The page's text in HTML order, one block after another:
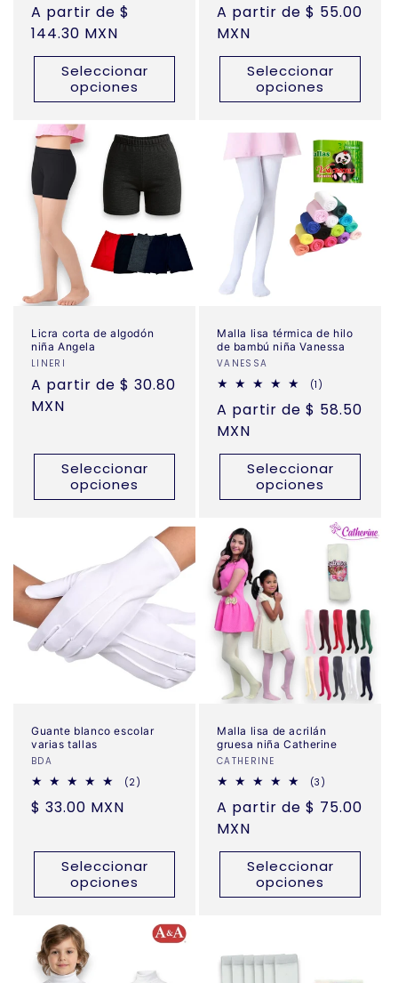
Precio
habitual
A partir de $
144.30 MXN
Seleccionar
opciones
totales
Precio
habitual
A partir de $ 55.00
MXN
Seleccionar
opciones
Licra corta de algodón
niña Angela
Proveedor:
LINERI
Precio
habitual
A partir de $ 30.80
MXN
Seleccionar
opciones
Malla lisa térmica de hilo
de bambú niña Vanessa
Proveedor:
VANESSA
(1)
totales
Precio
habitual
A partir de $ 58.50
MXN
Seleccionar
opciones
Guante blanco escolar
varias tallas
Proveedor:
BDA
(2)
Precio
$ 33.00 MXN
Seleccionar
opciones
Malla lisa de acrilán
gruesa niña Catherine
Proveedor:
CATHERINE
(3)
totales
Precio
habitual
A partir de $ 75.00
MXN
Seleccionar
opciones